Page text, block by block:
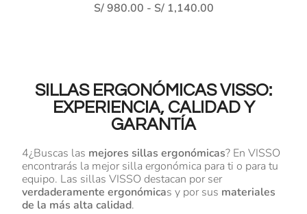
S/980.00 - S/1,140.00
SILLAS ERGONÓMICAS VISSO:
EXPERIENCIA, CALIDAD Y
GARANTÍA
4¿Buscas las mejores sillas ergonómicas? En VISSO
encontrarás la mejor silla ergonómica para ti o para tu
equipo. Las sillas VISSO destacan por ser
verdaderamente ergonómicas y por sus materiales
de la más alta calidad.